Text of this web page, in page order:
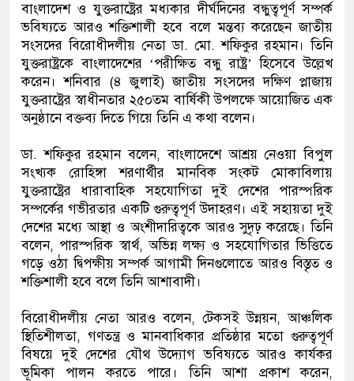
বাংলাদেশ ও যুক্তরাষ্ট্রের মধ্যকার দীর্ঘদিনের বন্ধুত্বপূর্ণ সম্পর্ক
ভবিষ্যতে আরও শক্তিশালী হবে বলে মন্তব্য করেছেন জাতীয়
সংসদের বিরোধীদলীয় নেতা ডা. মো. শফিকুর রহমান। তিনি
যুক্তরাষ্ট্রকে বাংলাদেশের ‘পরীক্ষিত বন্ধু রাষ্ট্র’ হিসেবে উল্লেখ
করেন। শনিবার (৪ জুলাই) জাতীয় সংসদের দক্ষিণ প্লাজায়
যুক্তরাষ্ট্রের স্বাধীনতার ২৫০তম বার্ষিকী উপলক্ষে আয়োজিত এক
অনুষ্ঠানে বক্তব্য দিতে গিয়ে তিনি এ কথা বলেন।
ডা. শফিকুর রহমান বলেন, বাংলাদেশে আশ্রয় নেওয়া বিপুল
সংখ্যক রোহিঙ্গা শরণার্থীর মানবিক সংকট মোকাবিলায়
যুক্তরাষ্ট্রের ধারাবাহিক সহযোগিতা দুই দেশের পারস্পরিক
সম্পর্কের গভীরতার একটি গুরুত্বপূর্ণ উদাহরণ। এই সহায়তা দুই
দেশের মধ্যে আস্থা ও অংশীদারিত্বকে আরও সুদৃঢ় করেছে। তিনি
বলেন, পারস্পরিক স্বার্থ, অভিন্ন লক্ষ্য ও সহযোগিতার ভিত্তিতে
গড়ে ওঠা দ্বিপক্ষীয় সম্পর্ক আগামী দিনগুলোতে আরও বিস্তৃত ও
শক্তিশালী হবে বলে তিনি আশাবাদী।
বিরোধীদলীয় নেতা আরও বলেন, টেকসই উন্নয়ন, আঞ্চলিক
স্থিতিশীলতা, গণতন্ত্র ও মানবাধিকার প্রতিষ্ঠার মতো গুরুত্বপূর্ণ
বিষয়ে দুই দেশের যৌথ উদ্যোগ ভবিষ্যতে আরও কার্যকর
ভূমিকা পালন করতে পারে। তিনি আশা প্রকাশ করেন,